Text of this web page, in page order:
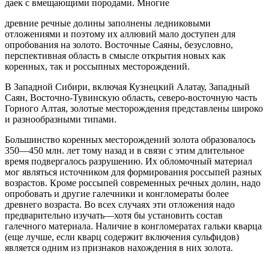
даек с вмещающими породами. Многие
древние речные долины заполнены ледниковыми
отложениями и поэтому их аллювий мало доступен для
опробования на золото. Восточные Саяны, безусловно,
перспективная область в смысле открытия новых как
коренных, так и россыпных месторождений.
В Западной Сибири, включая Кузнецкий Алатау, Западный
Саян, Восточно-Тувинскую область, северо-восточную часть
Горного Алтая, золотые месторождения представлены широко
и разнообразными типами.
Большинство коренных месторождений золота образовалось
350—450 млн. лет тому назад и в связи с этим длительное
время подвергалось разрушению. Их обломочный материал
мог являться источником для формирования россыпей разных
возрастов. Кроме россыпей современных речных долин, надо
опробовать и другие галечники и конгломераты более
древнего возраста. Во всех случаях эти отложения надо
предварительно изучать—хотя бы установить состав
галечного материала. Наличие в конгломератах гальки кварца
(еще лучше, если кварц содержит включения сульфидов)
является одним из признаков нахождения в них золота.